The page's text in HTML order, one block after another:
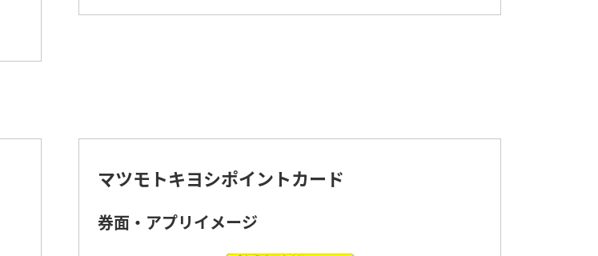
マツモトキヨシポイントカード
券面・アプリイメージ